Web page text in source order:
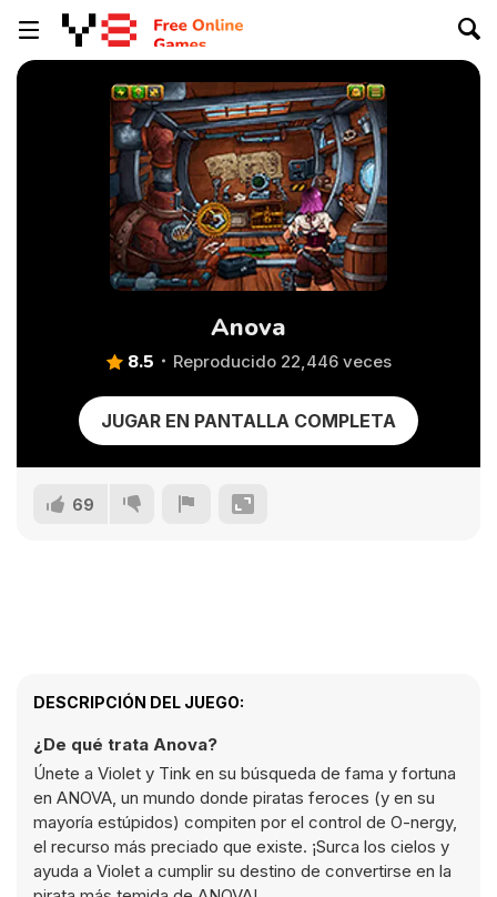
Anova
8.5 Reproducido 22,446 veces
JUGAR EN PANTALLA COMPLETA
69
DESCRIPCIÓN DEL JUEGO:
¿De qué trata Anova?
Únete a Violet y Tink en su búsqueda de fama y fortuna
en ANOVA, un mundo donde piratas feroces (y en su
mayoría estúpidos) compiten por el control de O-nergy,
el recurso más preciado que existe. ¡Surca los cielos y
ayuda a Violet a cumplir su destino de convertirse en la